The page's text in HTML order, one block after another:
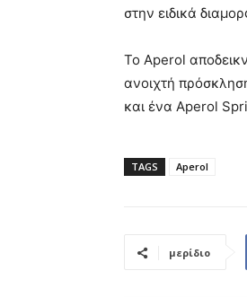
στην ειδικά
Το Aperol
ανοιχτή
και ένα Aperol
TAGS Aperol
μερίδιο